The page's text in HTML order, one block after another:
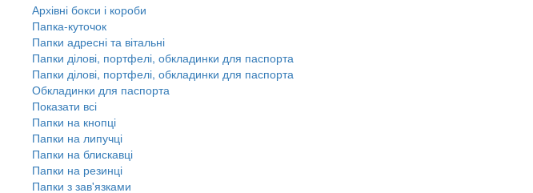
Архівні бокси і короби
Папка-куточок
Папки адресні та вітальні
Папки ділові, портфелі, обкладинки для паспорта
Папки ділові, портфелі, обкладинки для паспорта
Обкладинки для паспорта
Показати всі
Папки на кнопці
Папки на липучці
Папки на блискавці
Папки на резинці
Папки з зав'язками